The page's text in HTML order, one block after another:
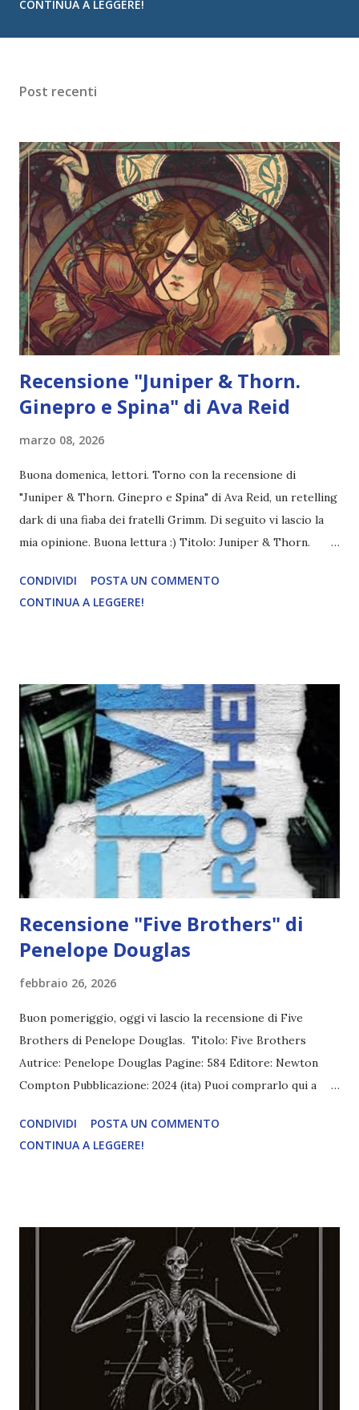
Anno di pubblicazione: 2026 (ita) Prezzo: 12,99 €
disponibile in ebook, cartaceo e audiolibro Volevo un uomo
dà la caccia. Ma non avrebbe mai immaginato che un
messaggio inviato da ubriaca avrebbe trasformato quei
sogni in realtà. Josh Hammond ha trascorso la sua vita
evitando le luci della ribalta, ma il suo personaggio online è
un'altra storia: ha milioni di follower, ma solo una gli
interessa,...
CONTINUA A LEGGERE!
Post recenti
Recensione "Juniper & Thorn.
Ginepro e Spina" di Ava Reid
marzo 08, 2026
Buona domenica, lettori. Torno con la recensione di
"Juniper & Thorn. Ginepro e Spina" di Ava Reid, un retelling
dark di una fiaba dei fratelli Grimm. Di seguito vi lascio la
mia opinione. Buona lettura :) Titolo: Juniper & Thorn.
Ne/on Anno di pubblicazione: 2024 (ita) Acquistalo a 16,05€
Marlinchen e le sue sorelle sono le ultime vere streghe di
arcaici e incantesimi nostalgici, mentre tentano di
ammansire il padre, uno stregone tirannico e xenofobo, che
tiene le figlie rinchiuse nella casa fatiscente. Di notte, però,
riescono a sfuggire alla casa e al padre per godersi i palpiti
della città, in particolare il teatro del balletto di nuova
apertura, dove Marlinchen incontra un ballerino che le
catturerà il cuore. Ma man a mano che i loro incontri...
CONDIVIDI
POSTA UN COMMENTO
CONTINUA A LEGGERE!
Recensione "Five Brothers" di
Penelope Douglas
febbraio 26, 2026
Buon pomeriggio, oggi vi lascio la recensione di Five
Brothers di Penelope Douglas. Titolo: Five Brothers
Autrice: Penelope Douglas Pagine: 584 Editore: Newton
Compton Pubblicazione: 2024 (ita) Puoi comprarlo qui a
pericolosi. Macon è il maggiore, è un ex marine e non
sorride mai. Army è un padre single con gli occhi verdi più
mix di egoismo e crudeltà. Trace è indomito e non ha paura
di niente e di nessuno. Krisjen li osserva ammaliata e al
contempo ne è attratta e spaventata. Gli Jaeger sono
quanto di più diverso ci sia da lei, che è una ragazza
perbene e di buona famiglia, abituata sempre a seguire le
regole, mai a infrangerle. Eppure, nonostante tutto le
suggerisca che quei cinque sono un rischio imprevedibile,
non riesce davvero a resistere...
CONDIVIDI
POSTA UN COMMENTO
CONTINUA A LEGGERE!